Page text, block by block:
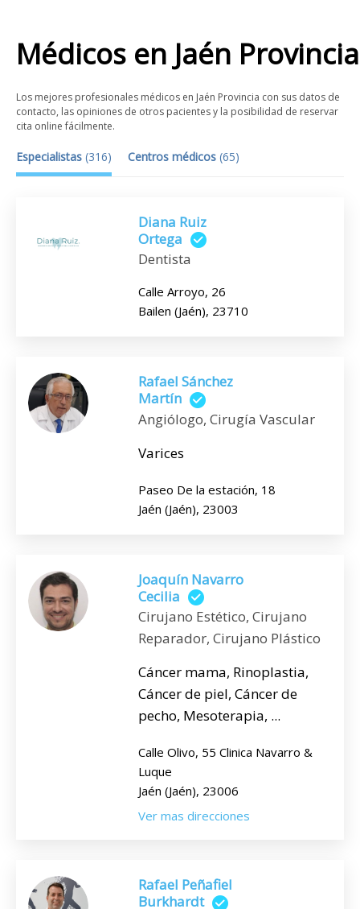
Médicos en Jaén Provincia
Los mejores profesionales médicos en Jaén Provincia con sus datos de
contacto, las opiniones de otros pacientes y la posibilidad de reservar
cita online fácilmente.
Especialistas (316) Centros médicos (65)
Diana Ruiz
Ortega
Dentista
Calle Arroyo, 26
Bailen (Jaén), 23710
Rafael Sánchez
Martín
Angiólogo, Cirugía Vascular
Varices
Paseo De la estación, 18
Jaén (Jaén), 23003
Joaquín Navarro
Cecilia
Cirujano Estético, Cirujano
Reparador, Cirujano Plástico
Cáncer mama, Rinoplastia,
Cáncer de piel, Cáncer de
pecho, Mesoterapia, ...
Calle Olivo, 55 Clinica Navarro &
Luque
Jaén (Jaén), 23006
Ver mas direcciones
Rafael Peñafiel
Burkhardt